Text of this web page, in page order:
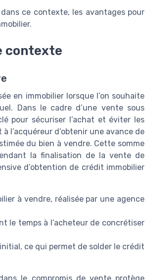
dans ce contexte, les avantages pour
contexte
en immobilier lorsque l’on souhaite
Dans le cadre d’une vente sous
pour sécuriser l’achat et éviter les
l’acquéreur d’obtenir une avance de
du bien à vendre. Cette somme
la finalisation de la vente de
d’obtention de crédit immobilier
à vendre, réalisée par une agence
le temps à l’acheteur de concrétiser
ce qui permet de solder le crédit